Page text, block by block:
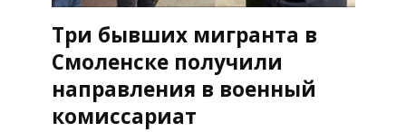
Три бывших мигранта в
Смоленске получили
направления в военный
комиссариат